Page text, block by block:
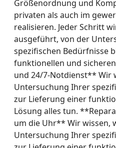
Größenordnung und
privaten als auch im
realisieren. Jeder Schritt
ausgeführt, von der
spezifischen Bedürfnisse
funktionellen und
und 24/7-Notdienst** Wir
Untersuchung Ihrer
zur Lieferung einer
Lösung alles tun.
um die Uhr** Wir wissen,
Untersuchung Ihrer